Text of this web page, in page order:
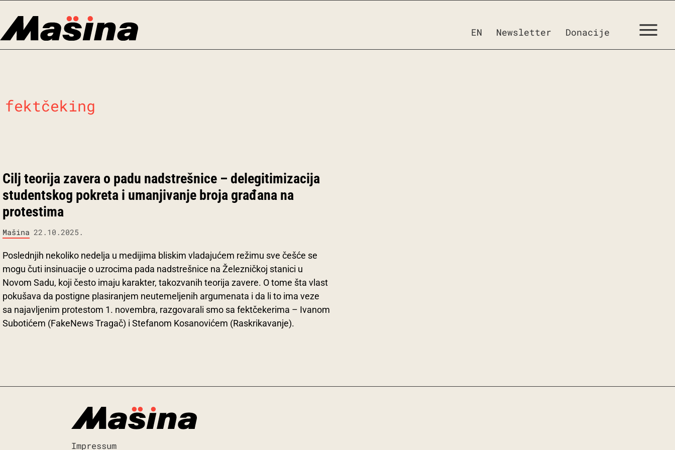
content
EN Newsletter Donacije
fektčeking
Cilj teorija zavera o padu nadstrešnice – delegitimizacija
studentskog pokreta i umanjivanje broja građana na
protestima
Mašina 22.10.2025.
Poslednjih nekoliko nedelja u medijima bliskim vladajućem režimu sve češće se
mogu čuti insinuacije o uzrocima pada nadstrešnice na Železničkoj stanici u
Novom Sadu, koji često imaju karakter, takozvanih teorija zavere. O tome šta vlast
pokušava da postigne plasiranjem neutemeljenih argumenata i da li to ima veze
sa najavljenim protestom 1. novembra, razgovarali smo sa fektčekerima – Ivanom
Subotićem (FakeNews Tragač) i Stefanom Kosanovićem (Raskrikavanje).
Impressum